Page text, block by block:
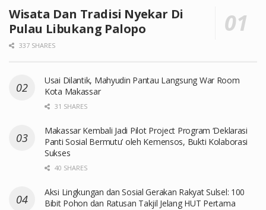
Wisata Dan Tradisi Nyekar Di
Pulau Libukang Palopo
337 SHARES
Usai Dilantik, Mahyudin Pantau Langsung War Room
Kota Makassar
31 SHARES
Makassar Kembali Jadi Pilot Project Program ‘Deklarasi
Panti Sosial Bermutu’ oleh Kemensos, Bukti Kolaborasi
Sukses
40 SHARES
Aksi Lingkungan dan Sosial Gerakan Rakyat Sulsel: 100
Bibit Pohon dan Ratusan Takjil Jelang HUT Pertama